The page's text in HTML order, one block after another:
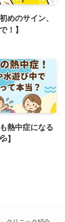
めのサイン、
！】
熱中症になる
】